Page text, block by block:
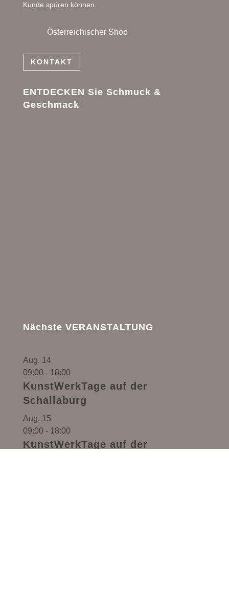
Kunde spüren können.
Österreichischer Shop
KONTAKT
ENTDECKEN Sie Schmuck &
Geschmack
Nächste VERANSTALTUNG
Aug. 14
09:00 - 18:00
KunstWerkTage auf der
Schallaburg
Aug. 15
09:00 - 18:00
KunstWerkTage auf der